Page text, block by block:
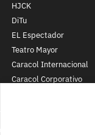
HJCK
DiTu
EL Espectador
Teatro Mayor
Caracol Internacional
Caracol Corporativo
de los